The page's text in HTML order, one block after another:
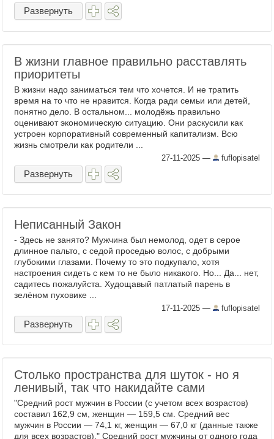
Развернуть
В жизни главное правильно расставлять
приоритеты
В жизни надо заниматься тем что хочется. И не тратить
время на то что не нравится. Когда ради семьи или детей,
понятно дело. В остальном... молодёжь правильно
оценивают экономическую ситуацию. Они раскусили как
устроен корпоративный современный капитализм. Всю
жизнь смотрели как родители ...
27-11-2025 — fuflopisatel
Развернуть
Неписанный Закон
- Здесь не занято? Мужчина был немолод, одет в серое
длинное пальто, с седой проседью волос, с добрыми
глубокими глазами. Почему то это подкупало, хотя
настроения сидеть с кем то не было никакого. Но... Да... нет,
садитесь пожалуйста. Худощавый патлатый парень в
зелёном пуховике ...
17-11-2025 — fuflopisatel
Развернуть
Столько пространства для шуток - но я
ленивый, так что накидайте сами
"Средний рост мужчин в России (с учетом всех возрастов)
составил 162,9 см, женщин — 159,5 см. Средний вес
мужчин в России — 74,1 кг, женщин — 67,0 кг (данные также
для всех возрастов)." Средний рост мужчины от одного года